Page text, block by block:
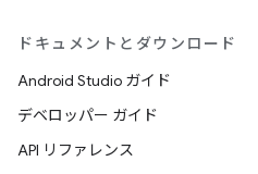
ドキュメントとダウンロード
Android Studio ガイド
デベロッパー ガイド
API リファレンス